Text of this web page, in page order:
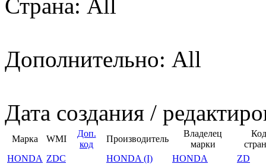
Страна: All
Дополнительно: All
Дата создания /
Марка WMI
Доп.
код
Производитель
Владелец
марки
Код
HONDA ZDC HONDA (I) HONDA ZD